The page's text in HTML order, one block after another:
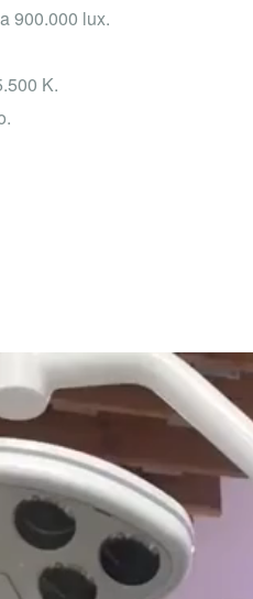
900.000 lux.
K.